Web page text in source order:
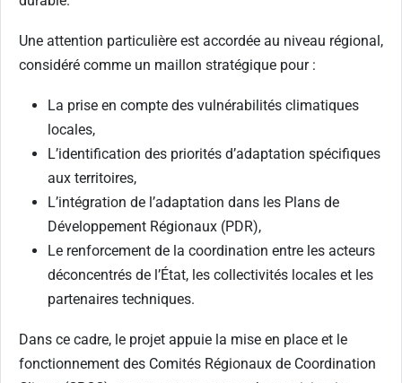
Une attention particulière est accordée au niveau régional,
considéré comme un maillon stratégique pour :
La prise en compte des vulnérabilités climatiques
locales,
L’identification des priorités d’adaptation spécifiques
aux territoires,
L’intégration de l’adaptation dans les Plans de
Développement Régionaux (PDR),
Le renforcement de la coordination entre les acteurs
déconcentrés de l’État, les collectivités locales et les
partenaires techniques.
Dans ce cadre, le projet appuie la mise en place et le
fonctionnement des Comités Régionaux de Coordination